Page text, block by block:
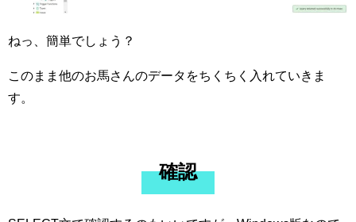
ねっ、簡単でしょう？
このまま他のお馬さんのデータをちくちく入れていきま
す。
確認